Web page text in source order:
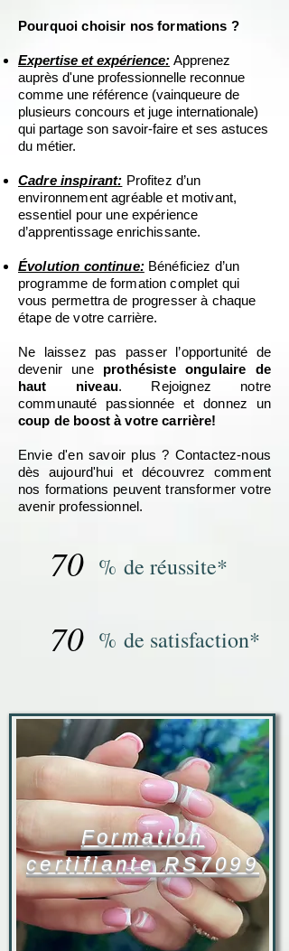
Pourquoi choisir nos formations ?
Expertise et expérience: Apprenez
auprès d'une professionnelle reconnue
comme une référence (vainqueure de
plusieurs concours et juge internationale)
qui partage son savoir-faire et ses astuces
du métier.
Cadre inspirant: Profitez d’un
environnement agréable et motivant,
essentiel pour une expérience
d’apprentissage enrichissante.
Évolution continue:Bénéficiez d’un
programme de formation complet qui
vous permettra de progresser à chaque
étape de votre carrière.
Ne laissez pas passer l’opportunité de
devenir une prothésiste ongulaire de
haut niveau. Rejoignez notre
communauté passionnée et donnez un
coup de boost à votre carrière!
Envie d'en savoir plus ? Contactez-nous
dès aujourd'hui et découvrez comment
nos formations peuvent transformer votre
avenir professionnel.
70 % de réussite*
70 % de satisfaction*
Formation
certifiante RS7099